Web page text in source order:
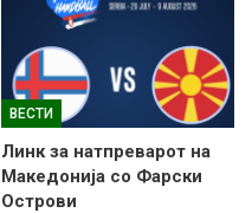
ВЕСТИ
Линк за натпреварот на
Македонија со Фарски
Острови